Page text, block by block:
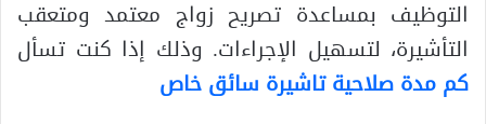
التوظيف بمساعدة تصريح زواج معتمد ومتعقب
التأشيرة، لتسهيل الإجراءات. وذلك إذا كنت تسأل
كم مدة صلاحية تاشيرة سائق خاص